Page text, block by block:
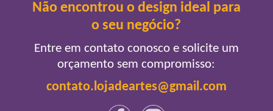
Não encontrou o design ideal para
o seu negócio?
Entre em contato conosco e solicite um
orçamento sem compromisso:
contato.lojadeartes@gmail.com